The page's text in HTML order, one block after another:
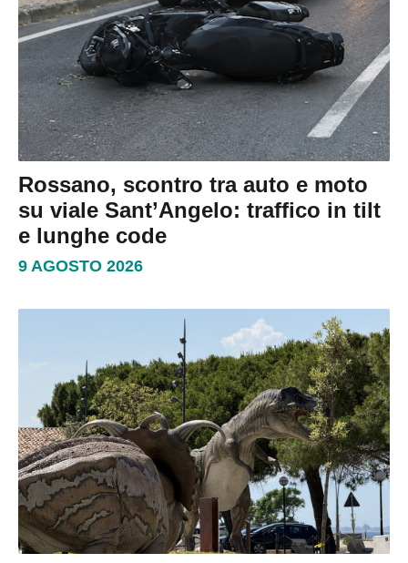
Rossano, scontro tra auto e moto
su viale Sant’Angelo: traffico in tilt
e lunghe code
9 AGOSTO 2026